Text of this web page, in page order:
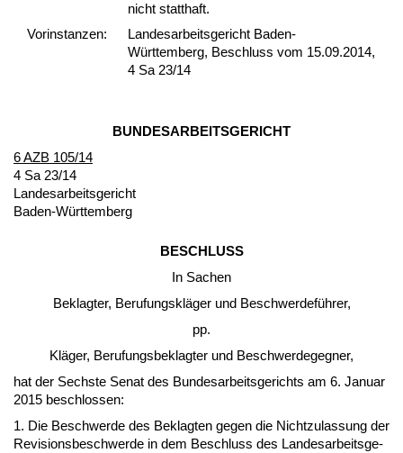
nicht statt­haft.
Vor­ins­tan­zen:
Landesarbeitsgericht Baden-
Württemberg, Beschluss vom 15.09.2014,
4 Sa 23/14
BUN­DES­AR­BEITS­GERICHT
6 AZB 105/14
4 Sa 23/14
Lan­des­ar­beits­ge­richt
Ba­den-Würt­tem­berg
BESCHLUSS
In Sa­chen
Be­klag­ter, Be­ru­fungskläger und Be­schwer­deführer,
pp.
Kläger, Be­ru­fungs­be­klag­ter und Be­schwer­de­geg­ner,
hat der Sechs­te Se­nat des Bun­des­ar­beits­ge­richts am 6. Ja­nu­ar
2015 be­schlos­sen:
1. Die Be­schwer­de des Be­klag­ten ge­gen die Nicht­zu­las­sung der
Re­vi­si­ons­be­schwer­de in dem Be­schluss des Lan­des­ar­beits­ge­